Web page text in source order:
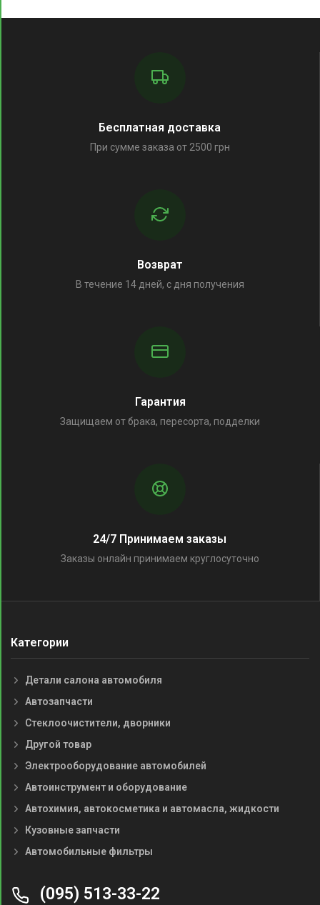
Бесплатная доставка
При сумме заказа от 2500 грн
Возврат
В течение 14 дней, с дня получения
Гарантия
Защищаем от брака, пересорта, подделки
24/7 Принимаем заказы
Заказы онлайн принимаем круглосуточно
Категории
Детали салона автомобиля
Автозапчасти
Стеклоочистители, дворники
Другой товар
Электрооборудование автомобилей
Автоинструмент и оборудование
Автохимия, автокосметика и автомасла, жидкости
Кузовные запчасти
Автомобильные фильтры
(095) 513-33-22